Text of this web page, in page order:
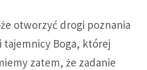
otworzyć drogi poznania
Boga, której
zatem, że zadanie